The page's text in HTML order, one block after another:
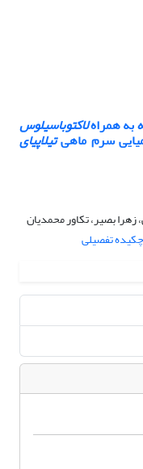
به همراهلاکتوباسیلوس
سرم ماهیتیلاپیای
بصیر، تکاور محمدیان
چکیده تفصیلی